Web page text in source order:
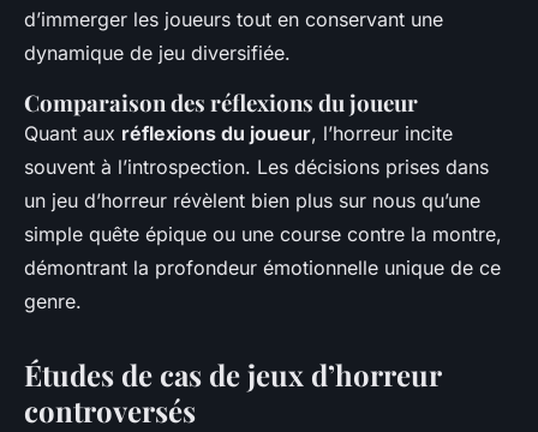
d’immerger les joueurs tout en conservant une
dynamique de jeu diversifiée.
Comparaison des réflexions du joueur
Quant aux réflexions du joueur, l’horreur incite
souvent à l’introspection. Les décisions prises dans
un jeu d’horreur révèlent bien plus sur nous qu’une
simple quête épique ou une course contre la montre,
démontrant la profondeur émotionnelle unique de ce
genre.
Études de cas de jeux d’horreur
controversés